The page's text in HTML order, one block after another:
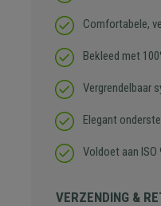
Comfortabele,
Bekleed met
Vergrendelbaar
Elegant
Voldoet aan
VERZENDING &